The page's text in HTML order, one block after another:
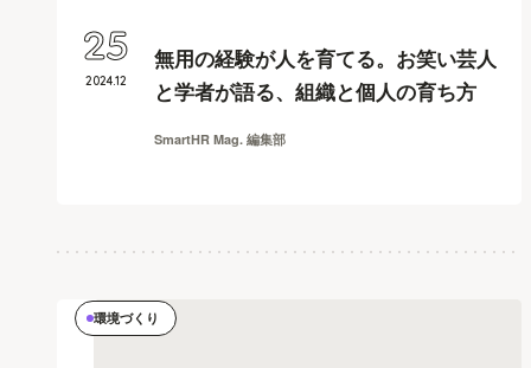
無用の経験が人を育てる。お笑い芸人
と学者が語る、組織と個人の育ち方
SmartHR Mag. 編集部
2024.12
25
環境づくり